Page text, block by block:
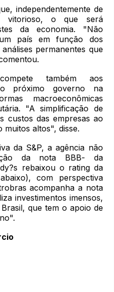
independentemente de
vitorioso, o que será
da economia. "Não
país em função dos
permanentes que
também aos
o próximo governo na
macroeconômicas
"A simplificação de
custos das empresas ao
muitos altos", disse.
da S&P, a agência não
da nota BBB- da
rebaixou o rating da
com perspectiva
acompanha a nota
investimentos imensos,
que tem o apoio de